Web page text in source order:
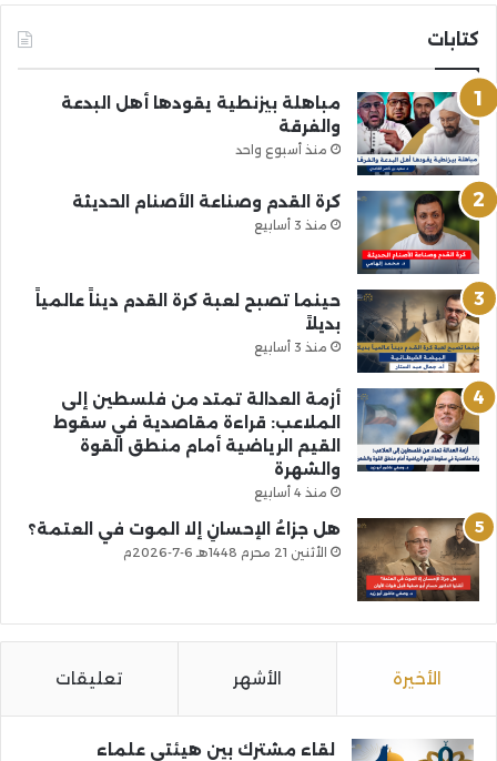
كتابات
مباهلة بيزنطية يقودها أهل البدعة
والفرقة
منذ أسبوع واحد
كرة القدم وصناعة الأصنام الحديثة
منذ 3 أسابيع
حينما تصبح لعبة كرة القدم ديناً عالمياً
بديلاً
منذ 3 أسابيع
أزمة العدالة تمتد من فلسطين إلى
الملاعب: قراءة مقاصدية في سقوط
القيم الرياضية أمام منطق القوة
والشهرة
منذ 4 أسابيع
هل جزاءُ الإحسانِ إلا الموت في العتمة؟
الأثنين 21 محرم 1448هـ 6-7-2026م
الأخيرة الأشهر تعليقات
لقاء مشترك بين هيئتي علماء